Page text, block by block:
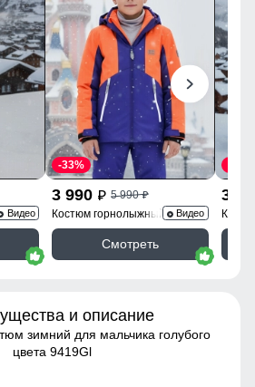
Видео
3 990 p 5 990p
-33%
Костюм горнолыжный 9317O
Видео
Смотреть
3
и описание
зимний для мальчика голубого
цвета 9419Gl